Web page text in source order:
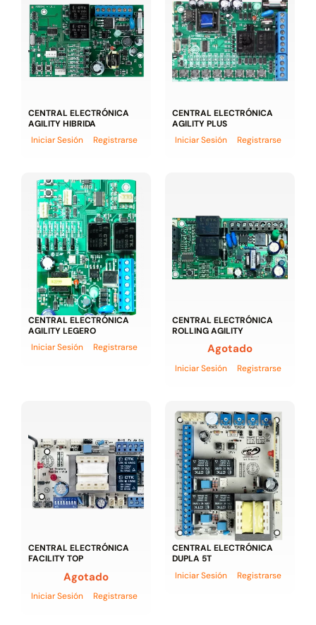
CENTRAL ELECTRÓNICA
AGILITY HIBRIDA
Iniciar Sesión
Registrarse
CENTRAL ELECTRÓNICA
AGILITY PLUS
Iniciar Sesión
Registrarse
CENTRAL ELECTRÓNICA
AGILITY LEGERO
Iniciar Sesión
Registrarse
CENTRAL ELECTRÓNICA
ROLLING AGILITY
Agotado
Iniciar Sesión Registrarse
CENTRAL ELECTRÓNICA
FACILITY TOP
Agotado
Iniciar Sesión Registrarse
CENTRAL ELECTRÓNICA
DUPLA 5T
Iniciar Sesión
Registrarse